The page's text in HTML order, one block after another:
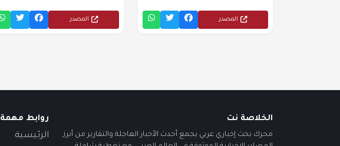
المصدر المصدر
الخلاصة نت
محرك بحث إخباري عربي يجمع أحدث الأخبار العاجلة والتقارير من أبرز
روابط مهمة
الرئيسية